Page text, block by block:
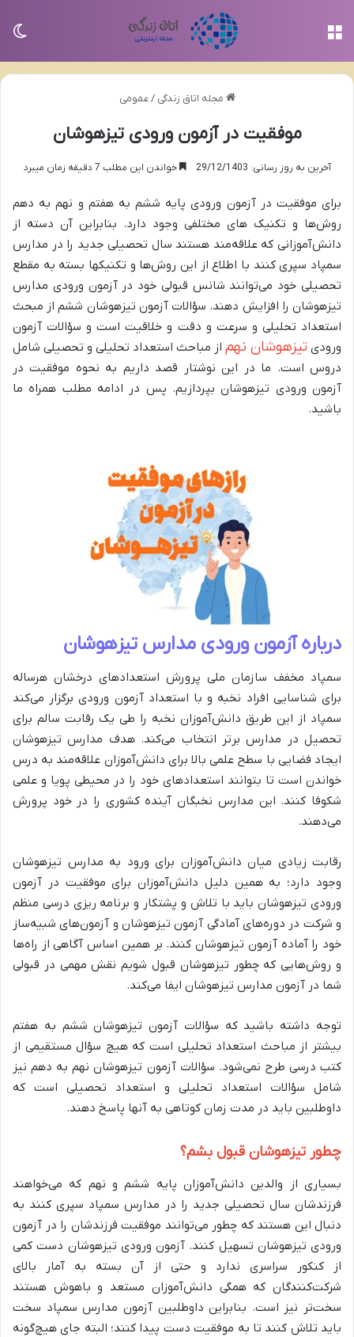
مجله اتاق زندگی / عمومی
موفقیت در آزمون ورودی تیزهوشان
آخرین به روز رسانی: 29/12/1403 خواندن این مطلب 7 دقیقه زمان میبرد
برای موفقیت در آزمون ورودی پایه ششم به هفتم و نهم به دهم
روش‌ها و تکنیک ­های مختلفی وجود دارد. بنابراین آن دسته از
دانش‌آموزانی که علاقه‌مند هستند سال تحصیلی جدید را در مدارس
سمپاد سپری کنند با اطلاع از این روش‌ها و تکنیک­ها بسته به مقطع
تحصیلی خود می‌توانند شانس قبولی خود در آزمون ورودی مدارس
تیزهوشان را افزایش دهند. سؤالات آزمون تیزهوشان ششم از مبحث
استعداد تحلیلی و سرعت و دقت و خلاقیت است و سؤالات آزمون
ورودی تیزهوشان نهم از مباحث استعداد تحلیلی و تحصیلی شامل
دروس است. ما در این نوشتار قصد داریم به نحوه موفقیت در
آزمون ورودی تیزهوشان بپردازیم. پس در ادامه مطلب همراه ما
باشید.
درباره آزمون ورودی مدارس تیزهوشان
سمپاد مخفف سازمان ملی پرورش استعدادهای درخشان هرساله
برای شناسایی افراد نخبه و با استعداد آزمون ورودی برگزار می‌کند
سمپاد از این طریق دانش‌آموزان نخبه را طی یک رقابت سالم برای
تحصیل در مدارس برتر انتخاب می‌کند. هدف مدارس تیزهوشان
ایجاد فضایی با سطح علمی بالا برای دانش‌آموزان علاقه‌مند به درس
خواندن است تا بتوانند استعدادهای خود را در محیطی پویا و علمی
شکوفا کنند. این مدارس نخبگان آینده کشوری را در خود پرورش
می‌دهند.
رقابت زیادی میان دانش‌آموزان برای ورود به مدارس تیزهوشان
وجود دارد؛ به همین دلیل دانش‌آموزان برای موفقیت در آزمون
ورودی تیزهوشان باید با تلاش و پشتکار و برنامه ریزی درسی منظم
و شرکت در دوره‌های آمادگی آزمون تیزهوشان و آزمون‌های شبیه‌ساز
خود را آماده آزمون تیزهوشان کنند. بر همین اساس آگاهی از راه‌ها
و روش‌هایی که چطور تیزهوشان قبول شویم نقش مهمی در قبولی
شما در آزمون مدارس تیزهوشان ایفا می‌کند.
توجه داشته باشید که سؤالات آزمون تیزهوشان ششم به هفتم
بیشتر از مباحث استعداد تحلیلی است که هیچ سؤال مستقیمی از
کتب درسی طرح نمی‌شود. سؤالات آزمون تیزهوشان نهم به دهم نیز
شامل سؤالات استعداد تحلیلی و استعداد تحصیلی است که
داوطلبین باید در مدت زمان کوتاهی به آنها پاسخ دهند.
چطور تیزهوشان قبول بشم؟
بسیاری از والدین دانش‌آموزان پایه ششم و نهم که می‌خواهند
فرزندشان سال تحصیلی جدید را در مدارس سمپاد سپری کنند به
دنبال این هستند که چطور می‌توانند موفقیت فرزندشان را در آزمون
ورودی تیزهوشان تسهیل کنند. آزمون ورودی تیزهوشان دست کمی
از کنکور سراسری ندارد و حتی از آن بسته به آمار بالای
شرکت‌کنندگان که همگی دانش‌آموزان مستعد و باهوش هستند
سخت‌تر نیز است. بنابراین داوطلبین آزمون مدارس سمپاد سخت
باید تلاش کنند تا به موفقیت دست پیدا کنند؛ البته جای هیچ‌گونه